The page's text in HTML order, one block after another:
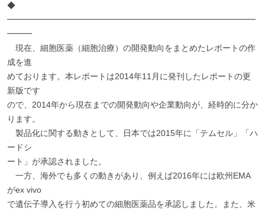
◆
━━━━━━━━━━━━━━━━━━━━━━━━━━━━━━
━━━
現在、細胞医薬（細胞治療）の開発動向をまとめたレポートの作
成を進
めております。本レポートは2014年11月に発刊したレポートの更
新版です
ので、2014年から現在までの開発動向や企業動向が、経時的に分か
ります。
製品化に関する動きとして、日本では2015年に「テムセル」「ハ
ードシ
ート」が承認されました。
一方、海外でも多くの動きがあり、例えば2016年には欧州EMA
がex vivo
で遺伝子導入を行う初めての細胞医薬品を承認しました。また、米